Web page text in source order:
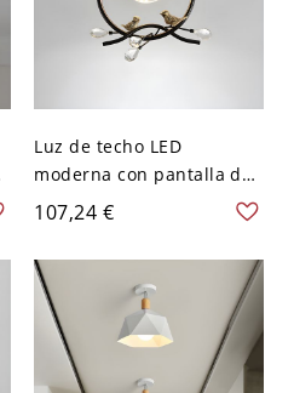
Luz de techo LED
moderna con pantalla de
vidrio para pasillo - 110 A
120 V Pájaro Negro Blanco
107,24 €